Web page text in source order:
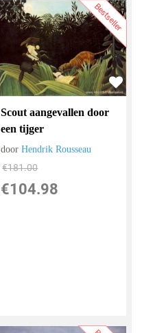
Bestseller
Scout aangevallen door
een tijger
doorHendrik Rousseau
€181.00
€104.98